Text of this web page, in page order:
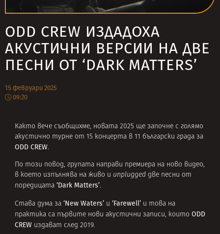
ODD CREW ИЗДАДОХА
АКУСТИЧНИ ВЕРСИИ НА ДВЕ
ПЕСНИ ОТ ‘DARK MATTERS’
15 февруари 2025
09:20
Както вече съобщихме, новата 2025 ще започне с голямо
акустично турне от 15 концерта в 11 български града за
ODD CREW.
По този повод, групата направи премиера на ново видео,
в което изпълнява на живо и unplugged две песни от
поредицата ‘Dark Matters’.
Става дума за ‘New Waters’ и ‘Farewell’ и това на
практика са първите нови акустични записи, които ODD
CREW издават след 2019.